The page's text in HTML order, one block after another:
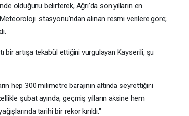
olduğunu belirterek, Ağrı’da son yılların en
İstasyonu’ndan alınan resmi verilere göre;
bir artışa tekabül ettiğini vurgulayan Kayserili, şu
hep 300 milimetre barajının altında seyrettiğini
şubat ayında, geçmiş yılların aksine hem
tarihi bir rekor kırıldı."